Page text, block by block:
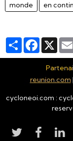
monde en
PartagerFacebook
X
reunion.com |
cycloneoi.com :